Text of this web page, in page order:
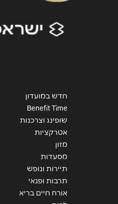
חדש במועדון
Benefit Time
שופינג וצרכנות
אטרקציות
מזון
מסעדות
תיירות ונופש
תרבות ופנאי
אורח חיים בריא